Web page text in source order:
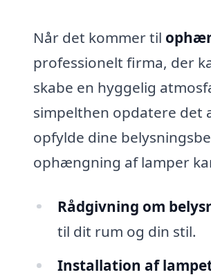
Når det kommer til
professionelt firma, der
skabe en hyggelig
simpelthen opdatere det
opfylde dine
ophængning af lamper
Rådgivning om
til dit rum og din stil.
Installation af